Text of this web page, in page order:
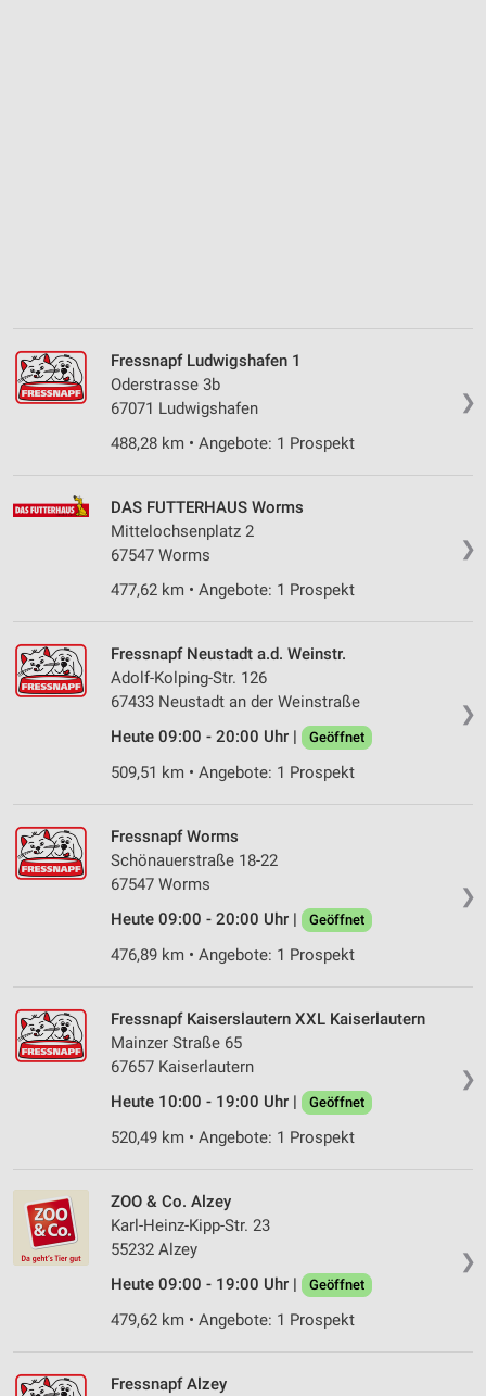
❯
Fressnapf Ludwigshafen 1
Oderstrasse 3b
67071 Ludwigshafen
488,28 km • Angebote: 1 Prospekt
❯
DAS FUTTERHAUS Worms
Mittelochsenplatz 2
67547 Worms
477,62 km • Angebote: 1 Prospekt
❯
Fressnapf Neustadt a.d. Weinstr.
Adolf-Kolping-Str. 126
67433 Neustadt an der Weinstraße
Heute 09:00 - 20:00 Uhr |
Geöffnet
509,51 km • Angebote: 1 Prospekt
❯
Fressnapf Worms
Schönauerstraße 18-22
67547 Worms
Heute 09:00 - 20:00 Uhr |
Geöffnet
476,89 km • Angebote: 1 Prospekt
❯
Fressnapf Kaiserslautern XXL Kaiserlautern
Mainzer Straße 65
67657 Kaiserlautern
Heute 10:00 - 19:00 Uhr |
Geöffnet
520,49 km • Angebote: 1 Prospekt
❯
ZOO & Co. Alzey
Karl-Heinz-Kipp-Str. 23
55232 Alzey
Heute 09:00 - 19:00 Uhr |
Geöffnet
479,62 km • Angebote: 1 Prospekt
Fressnapf Alzey